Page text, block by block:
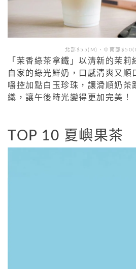
北部$55(M)、中南部
「茉香綠茶拿鐵」以清新的茉莉
自家的綠光鮮奶，口感清爽又順
嚼控加點白玉珍珠，讓滑順奶茶
織，讓午後時光變得更加完美！
TOP 10 夏嶼果茶